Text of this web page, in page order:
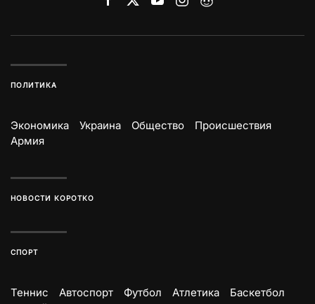
ПОЛИТИКА
Экономика Украина Общество
Происшествия
Армия
НОВОСТИ КОРОТКО
СПОРТ
Теннис Автоспорт Футбол Атлетика
Баскетбол